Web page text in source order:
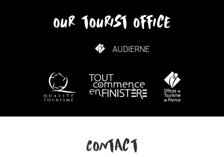
our tourist office
AUDIERNE
HOW TO GET HERE
Contact